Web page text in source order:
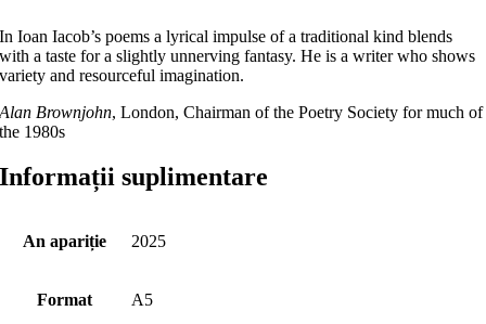
In Ioan Iacob’s poems a lyrical impulse of a traditional kind blends
with a taste for a slightly unnerving fantasy. He is a writer who shows
variety and resourceful imagination.
Alan Brownjohn, London, Chairman of the Poetry Society for much of
the 1980s
Informații suplimentare
An apariție 2025
Format A5